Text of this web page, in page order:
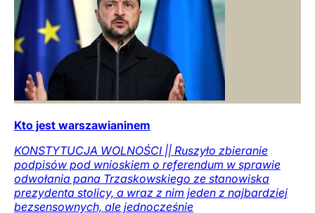
Kto jest warszawianinem
KONSTYTUCJA WOLNOŚCI || Ruszyło zbieranie
podpisów pod wnioskiem o referendum w sprawie
odwołania pana Trzaskowskiego ze stanowiska
prezydenta stolicy, a wraz z nim jeden z najbardziej
bezsensownych, ale jednocześnie